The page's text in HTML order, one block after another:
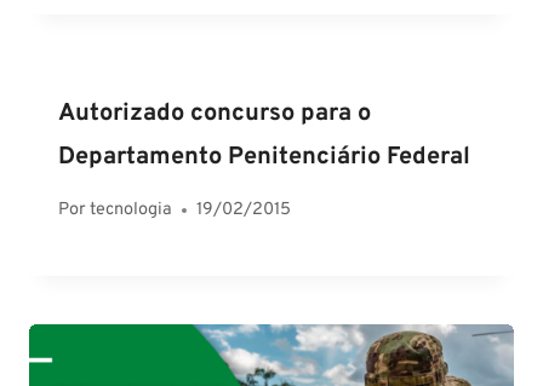
Autorizado concurso para o
Departamento Penitenciário Federal
Portecnologia 19/02/2015